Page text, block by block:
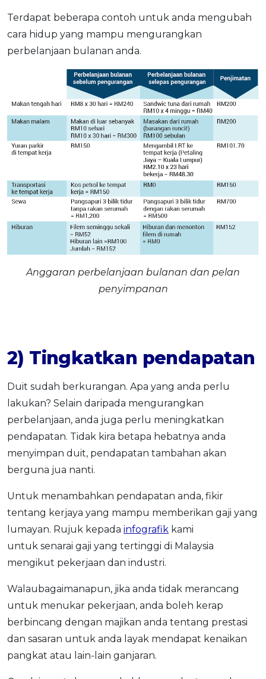
Terdapat beberapa contoh untuk anda mengubah
cara hidup yang mampu mengurangkan
perbelanjaan bulanan anda.
Anggaran perbelanjaan bulanan dan pelan
penyimpanan
2) Tingkatkan pendapatan
Duit sudah berkurangan. Apa yang anda perlu
lakukan? Selain daripada mengurangkan
perbelanjaan, anda juga perlu meningkatkan
pendapatan. Tidak kira betapa hebatnya anda
menyimpan duit, pendapatan tambahan akan
berguna jua nanti.
Untuk menambahkan pendapatan anda, fikir
tentang kerjaya yang mampu memberikan gaji yang
lumayan. Rujuk kepada infografik kami
untuk senarai gaji yang tertinggi di Malaysia
mengikut pekerjaan dan industri.
Walaubagaimanapun, jika anda tidak merancang
untuk menukar pekerjaan, anda boleh kerap
berbincang dengan majikan anda tentang prestasi
dan sasaran untuk anda layak mendapat kenaikan
pangkat atau lain-lain ganjaran.